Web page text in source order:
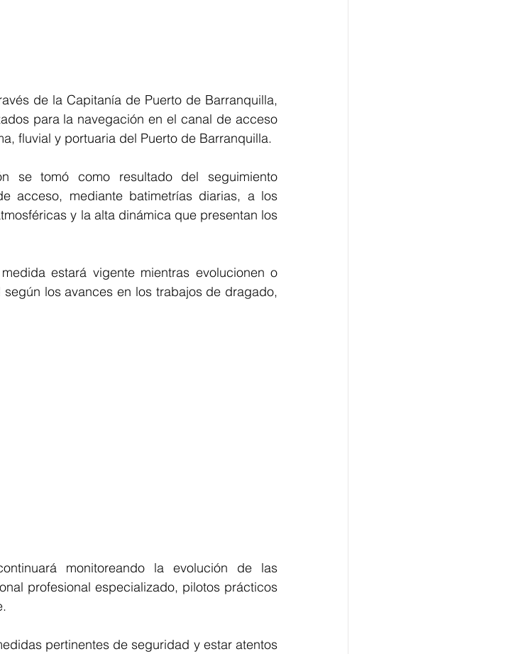
de la Capitanía de Puerto de Barranquilla,
para la navegación en el canal de acceso
fluvial y portuaria del Puerto de Barranquilla.
se tomó como resultado del seguimiento
acceso, mediante batimetrías diarias, a los
y la alta dinámica que presentan los
estará vigente mientras evolucionen o
los avances en los trabajos de dragado,
monitoreando la evolución de las
profesional especializado, pilotos prácticos
pertinentes de seguridad y estar atentos